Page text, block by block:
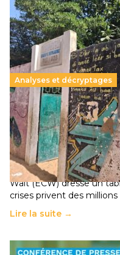
Analyses et décryptages
258 millions
chocs climatiques et
population
11 juillet 2026- National
Un nouveau rapport
Wait (ECW) dresse un
crises privent des
Lire la suite →